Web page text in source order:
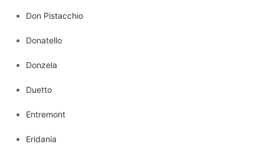
Don Pistacchio
Donatello
Donzela
Duetto
Entremont
Eridania